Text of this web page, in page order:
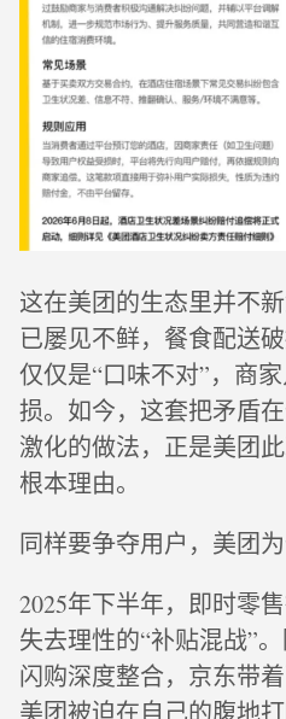
这在美团的生态里并不
已屡见不鲜，餐食配送
仅仅是“口味不对”，商
损。如今，这套把矛盾
激化的做法，正是美团
根本理由。
同样要争夺用户，美团
2025年下半年，即时零
失去理性的“补贴混战”
闪购深度整合，京东带
美团被迫在自己的腹地